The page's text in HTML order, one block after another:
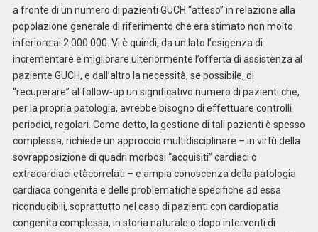
a fronte di un numero di pazienti GUCH “atteso” in relazione alla
popolazione generale di riferimento che era stimato non molto
inferiore ai 2.000.000. Vi è quindi, da un lato l’esigenza di
incrementare e migliorare ulteriormente l’offerta di assistenza al
paziente GUCH, e dall’altro la necessità, se possibile, di
“recuperare” al follow-up un significativo numero di pazienti che,
per la propria patologia, avrebbe bisogno di effettuare controlli
periodici, regolari. Come detto, la gestione di tali pazienti è spesso
complessa, richiede un approccio multidisciplinare – in virtù della
sovrapposizione di quadri morbosi “acquisiti” cardiaci o
extracardiaci etàcorrelati – e ampia conoscenza della patologia
cardiaca congenita e delle problematiche specifiche ad essa
riconducibili, soprattutto nel caso di pazienti con cardiopatia
congenita complessa, in storia naturale o dopo interventi di